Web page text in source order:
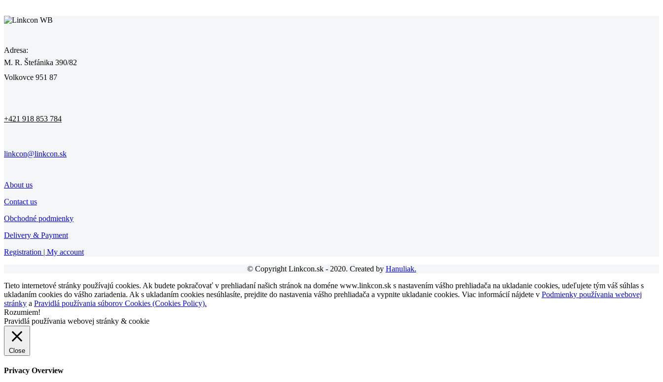
Adresa:
M. R. Štefánika 390/82
Volkovce 951 87
+421 918 853 784
linkcon@linkcon.sk
About us
Contact us
Obchodné podmienky
Delivery & Payment
Registration | My account
© Copyright Linkcon.sk - 2020. Created by Hanuliak.
Tieto internetové stránky používajú cookies. Ak budete pokračovať v prehliadaní našich stránok na doméne www.linkcon.sk s nastavením vášho prehliadača na ukladanie cookies, udeľujete tým váš súhlas s
ukladaním cookies do vášho zariadenia. Ak s ukladaním cookies nesúhlasíte, prejdite do nastavenia vášho prehliadača a vypnite ukladanie cookies. Viac informácií nájdete v Podmienky používania webovej
stránky a Pravidlá používania súborov Cookies (Cookies Policy).
Rozumiem!
Pravidlá používania webovej stránky & cookie
Close
Privacy Overview